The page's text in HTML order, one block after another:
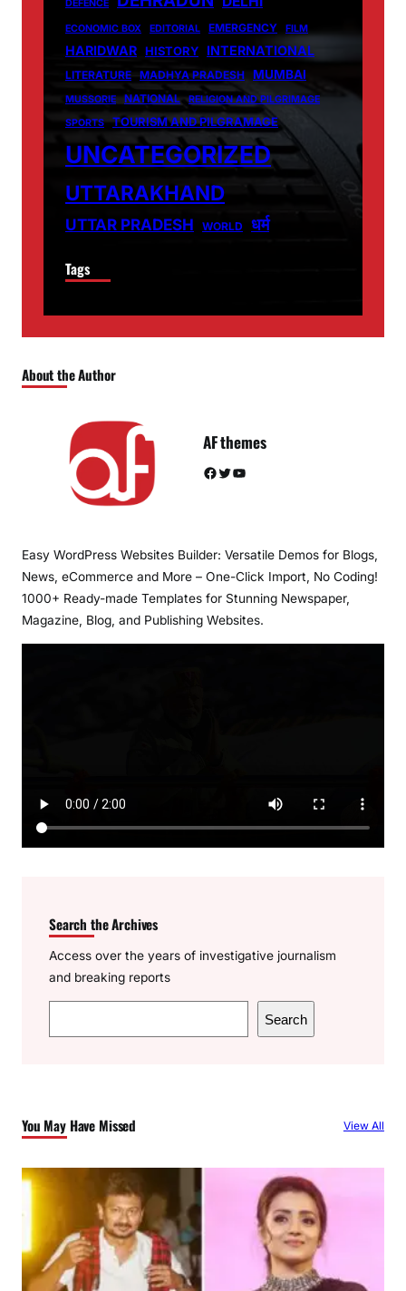
DEFENCE
ECONOMIC BOX EDITORIAL EMERGENCY FILM
HARIDWAR HISTORY INTERNATIONAL
LITERATURE MADHYA PRADESH MUMBAI
MUSSORIE NATIONAL
RELIGION AND PILGRIMAGE
SPORTS
TOURISM AND PILGRAMAGE
UNCATEGORIZED
UTTARAKHAND
UTTAR PRADESH WORLD धर्म
Tags
About the Author
AF themes
Facebook Twitter YouTube
Easy WordPress Websites Builder: Versatile Demos for Blogs,
News, eCommerce and More – One-Click Import, No Coding!
1000+ Ready-made Templates for Stunning Newspaper,
Magazine, Blog, and Publishing Websites.
Search the Archives
Access over the years of investigative journalism
and breaking reports
e
h
Search
You May Have Missed View All